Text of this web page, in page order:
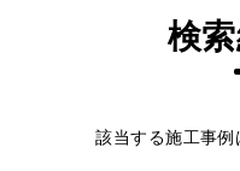
検
該当する施工事例